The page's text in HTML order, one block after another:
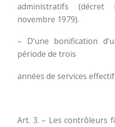
administratifs
novembre 1979).
– D’une bonification
période de trois
années de services
Art. 3. – Les contrôleurs